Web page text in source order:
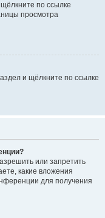
по ссылке
просмотра
и щёлкните по ссылке
или запретить
какие вложения
для получения